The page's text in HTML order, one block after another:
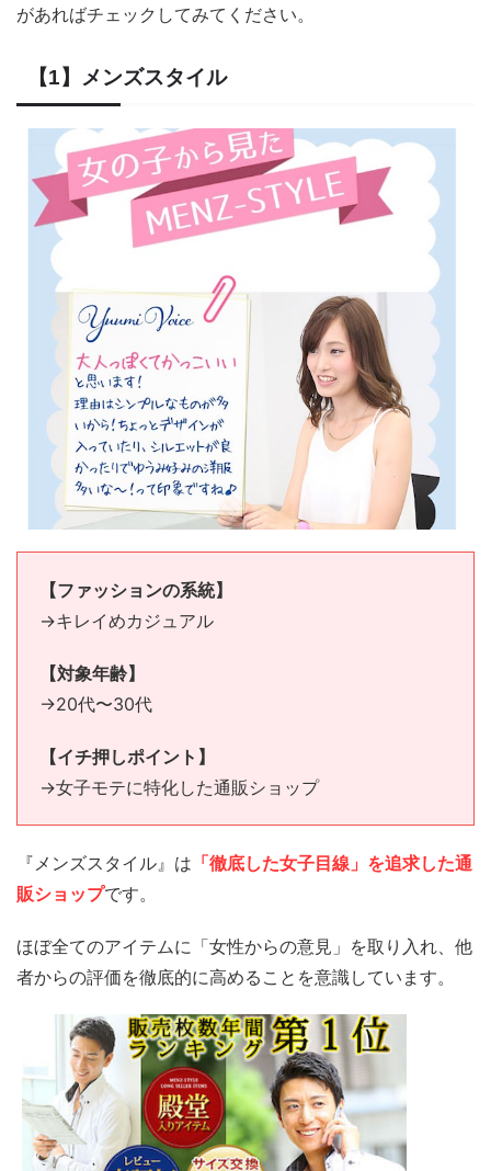
があればチェックしてみてください。
【1】メンズスタイル
【ファッションの系統】
→キレイめカジュアル
【対象年齢】
→20代〜30代
【イチ押しポイント】
→女子モテに特化した通販ショップ
『メンズスタイル』は 「徹底した女子目線」を追求した通
販ショップです。
ほぼ全てのアイテムに「女性からの意見」を取り入れ、他
者からの評価を徹底的に高めることを意識しています。